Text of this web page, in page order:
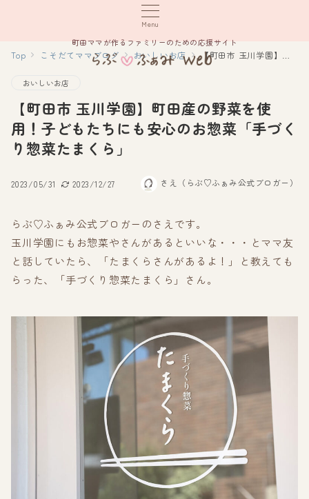
Menu
町田ママが作るファミリーのための応援サイト
Top こそだてママブログ おいしいお店 【町田市 玉川学園】町田産の野菜を使用！子どもたちにも安心のお惣菜「手づくり惣菜たまくら」
おいしいお店
【町田市 玉川学園】町田産の野菜を使
用！子どもたちにも安心のお惣菜「手づく
り惣菜たまくら」
2023/05/31 2023/12/27 さえ（らぶ♡ふぁみ公式ブロガー）
らぶ♡ふぁみ公式ブロガーのさえです。
玉川学園にもお惣菜やさんがあるといいな・・・とママ友
と話していたら、「たまくらさんがあるよ！」と教えても
らった、「手づくり惣菜たまくら」さん。